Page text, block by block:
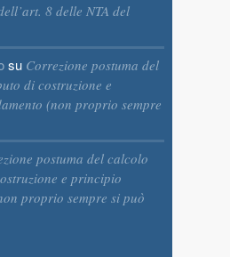
8 delle NTA del
su Correzione postuma del
di costruzione e
(non proprio sempre
postuma del calcolo
e principio
proprio sempre si può